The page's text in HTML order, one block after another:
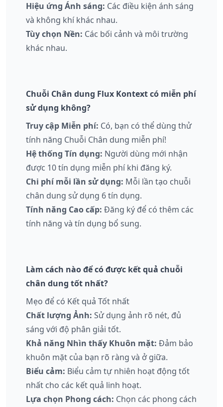
Hiệu ứng Ánh sáng: Các điều kiện ánh sáng
và không khí khác nhau.
Tùy chọn Nền: Các bối cảnh và môi trường
khác nhau.
Chuỗi Chân dung Flux Kontext có miễn phí
sử dụng không?
Truy cập Miễn phí: Có, bạn có thể dùng thử
tính năng Chuỗi Chân dung miễn phí!
Hệ thống Tín dụng: Người dùng mới nhận
được 10 tín dụng miễn phí khi đăng ký.
Chi phí mỗi lần sử dụng: Mỗi lần tạo chuỗi
chân dung sử dụng 6 tín dụng.
Tính năng Cao cấp: Đăng ký để có thêm các
tính năng và tín dụng bổ sung.
Làm cách nào để có được kết quả chuỗi
chân dung tốt nhất?
Mẹo để có Kết quả Tốt nhất
Chất lượng Ảnh: Sử dụng ảnh rõ nét, đủ
sáng với độ phân giải tốt.
Khả năng Nhìn thấy Khuôn mặt: Đảm bảo
khuôn mặt của bạn rõ ràng và ở giữa.
Biểu cảm: Biểu cảm tự nhiên hoạt động tốt
nhất cho các kết quả linh hoạt.
Lựa chọn Phong cách: Chọn các phong cách